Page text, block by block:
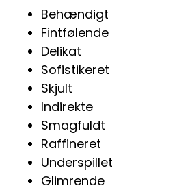
Behændigt
Fintfølende
Delikat
Sofistikeret
Skjult
Indirekte
Smagfuldt
Raffineret
Underspillet
Glimrende